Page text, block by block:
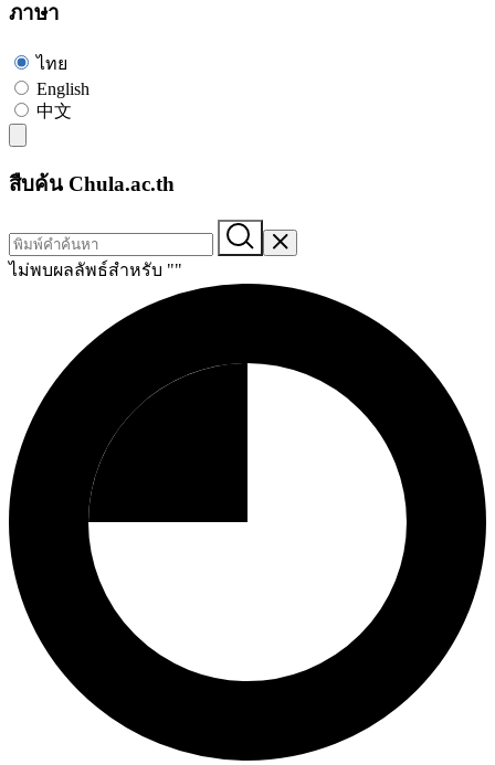
ภาษา
ไทย
English
中文
สืบค้น Chula.ac.th
ไม่พบผลลัพธ์สำหรับ ""